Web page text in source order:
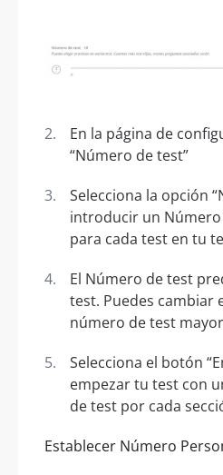
En la página de
“Número de test”
Selecciona la opción
introducir un
para cada test en tu
El Número de test
test. Puedes cambiar
número de test
Selecciona el botón
empezar tu test con
de test por cada
Establecer Número